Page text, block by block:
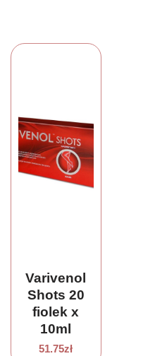
Varivenol
Shots 20
fiolek x
10ml
51.75zł